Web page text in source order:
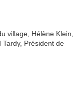
village, Hélène Klein,
Président de